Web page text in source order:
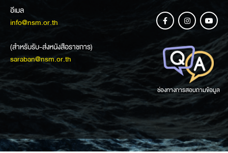
อีเมล
info@nsm.or.th
(สำหรับรับ-ส่งหนังสือราชการ)
saraban@nsm.or.th
ช่องทางการสอบถามข้อมูล